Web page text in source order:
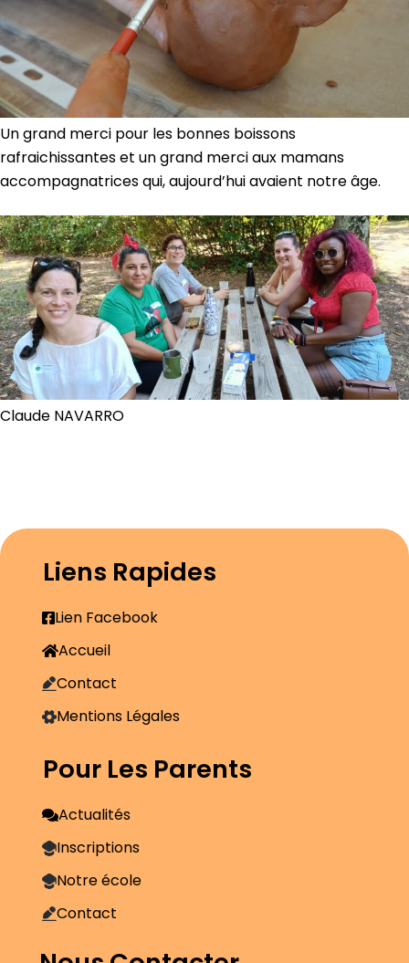
Un grand merci pour les bonnes boissons
rafraichissantes et un grand merci aux mamans
accompagnatrices qui, aujourd’hui avaient notre âge.
Claude NAVARRO
Liens Rapides
Lien Facebook
Accueil
Contact
Mentions Légales
Pour Les Parents
Actualités
Inscriptions
Notre école
Contact